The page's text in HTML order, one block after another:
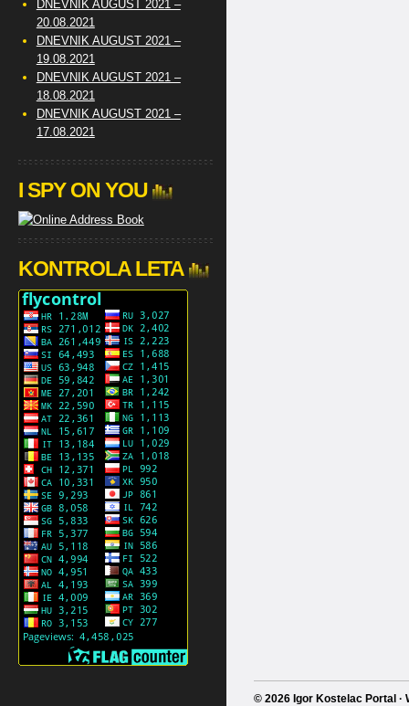
DNEVNIK AUGUST 2021 –
20.08.2021
DNEVNIK AUGUST 2021 –
19.08.2021
DNEVNIK AUGUST 2021 –
18.08.2021
DNEVNIK AUGUST 2021 –
17.08.2021
I SPY ON YOU
KONTROLA LETA
© 2026 Igor Kostelac Portal